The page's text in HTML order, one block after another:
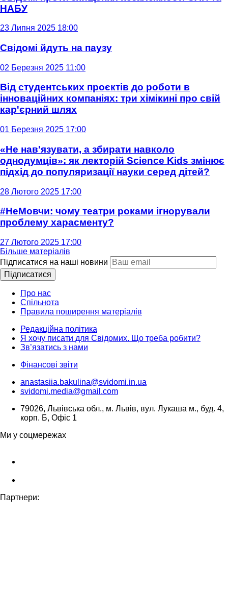
НАБУ
23 Липня 2025 18:00
Свідомі йдуть на паузу
02 Березня 2025 11:00
Від студентських проєктів до роботи в
інноваційних компаніях: три хімікині про свій
кар'єрний шлях
01 Березня 2025 17:00
«Не нав'язувати, а збирати навколо
однодумців»: як лекторій Science Kids змінює
підхід до популяризації науки серед дітей?
28 Лютого 2025 17:00
#НеМовчи: чому театри роками ігнорували
проблему харасменту?
27 Лютого 2025 17:00
Більше матеріалів
Підписатися на наші новини
Підписатися
Про нас
Спільнота
Правила поширення матеріалів
Редакційна політика
Я хочу писати для Свідомих. Що треба робити?
Зв’язатись з нами
Фінансові звіти
anastasiia.bakulina@svidomi.in.ua
svidomi.media@gmail.com
79026, Львівська обл., м. Львів, вул. Лукаша м., буд. 4,
корп. Б, Офіс 1
Ми у соцмережах
Партнери: